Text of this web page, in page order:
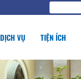
DỊCH VỤ TIỆN ÍCH